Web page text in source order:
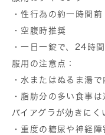
・性行為の約一時間前
・空腹時推奨
・一日一錠で、24時
服用の注意点：
・水またはぬるま湯で
・脂肪分の多い食事
バイアグラが効きにく
・重度の糖尿や神経